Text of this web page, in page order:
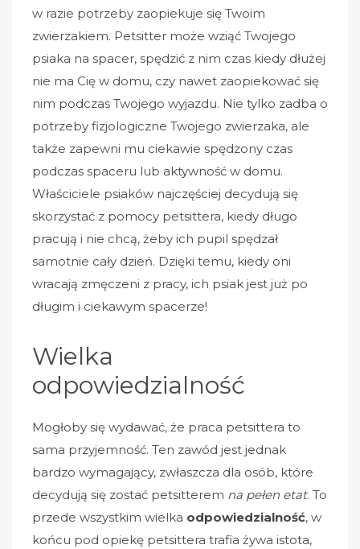
w razie potrzeby zaopiekuje się Twoim
zwierzakiem. Petsitter może wziąć Twojego
psiaka na spacer, spędzić z nim czas kiedy dłużej
nie ma Cię w domu, czy nawet zaopiekować się
nim podczas Twojego wyjazdu. Nie tylko zadba o
potrzeby fizjologiczne Twojego zwierzaka, ale
także zapewni mu ciekawie spędzony czas
podczas spaceru lub aktywność w domu.
Właściciele psiaków najczęściej decydują się
skorzystać z pomocy petsittera, kiedy długo
pracują i nie chcą, żeby ich pupil spędzał
samotnie cały dzień. Dzięki temu, kiedy oni
wracają zmęczeni z pracy, ich psiak jest już po
długim i ciekawym spacerze!
Wielka
odpowiedzialność
Mogłoby się wydawać, że praca petsittera to
sama przyjemność. Ten zawód jest jednak
bardzo wymagający, zwłaszcza dla osób, które
decydują się zostać petsitterem na pełen etat. To
przede wszystkim wielka odpowiedzialność, w
końcu pod opiekę petsittera trafia żywa istota,